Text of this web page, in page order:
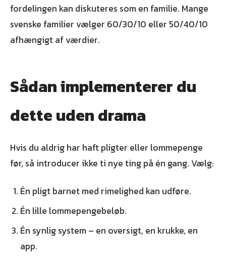
fordelingen kan diskuteres som en familie. Mange
svenske familier vælger 60/30/10 eller 50/40/10
afhængigt af værdier.
Sådan implementerer du
dette uden drama
Hvis du aldrig har haft pligter eller lommepenge
før, så introducer ikke ti nye ting på én gang. Vælg:
Én pligt barnet med rimelighed kan udføre.
Én lille lommepengebeløb.
Én synlig system – en oversigt, en krukke, en
app.